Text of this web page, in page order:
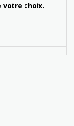
choix.